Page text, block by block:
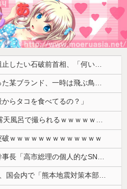
消費税減税をなんとしても阻止したい石破前首相、「何いってんのこいつ」と有権者をドン引きさせるよな屁理屈を……
あっち系御用達で有名になった某ブランド、一時は飛ぶ鳥を落とす勢いだったが今期の業績は……
らタコを食べてるの？」
【画像】24歳の人妻さん、露天風呂で撮られるｗｗｗｗｗｗｗｗｗｗｗｗｗｗｗｗｗ
破ｗｗｗｗｗｗｗｗｗｗｗｗｗ
【速報】森山裕・自民党前幹事長「高市総理の個人的なSNS投稿が習近平主席を怒らせた」
（ ´_ゝ`）中道・立憲・公明、国会内で「熊本地震対策本部会議」各省庁からヒアリング・現地から意見聴取「パーティション、人手、宿泊施設の不足や、...